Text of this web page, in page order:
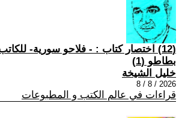
(12) اختصار كتاب : - فلاحو سورية-
بطاطو (1)
خليل الشيخة
2026 / 8 / 8
قراءات في عالم الكتب و المطبوعات